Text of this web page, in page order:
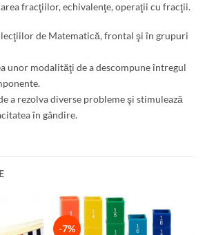
fracţiilor, echivalenţe, operaţii cu fracţii.
lecţiilor de Matematică, frontal şi în grupuri
unor modalităţi de a descompune întregul
a rezolva diverse probleme şi stimulează
în gândire.
-7%